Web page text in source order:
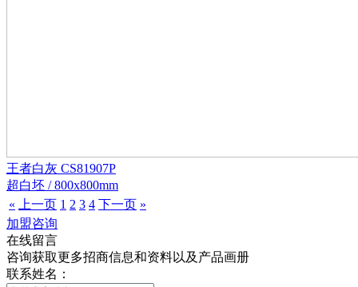
王者白灰 CS81907P
超白坯 / 800x800mm
«
上一页 1 2 3 4 下一页 »
加盟咨询
在线留言
咨询获取更多招商信息和资料以及产品画册
联系姓名：